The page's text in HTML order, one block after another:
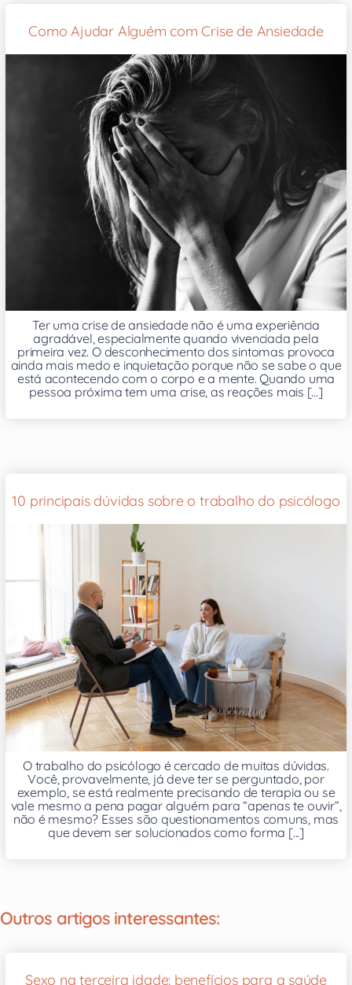
Como Ajudar Alguém com Crise de Ansiedade
Ter uma crise de ansiedade não é uma experiência
agradável, especialmente quando vivenciada pela
primeira vez. O desconhecimento dos sintomas provoca
ainda mais medo e inquietação porque não se sabe o que
está acontecendo com o corpo e a mente. Quando uma
pessoa próxima tem uma crise, as reações mais [...]
10 principais dúvidas sobre o trabalho do psicólogo
O trabalho do psicólogo é cercado de muitas dúvidas.
Você, provavelmente, já deve ter se perguntado, por
exemplo, se está realmente precisando de terapia ou se
vale mesmo a pena pagar alguém para “apenas te ouvir”,
não é mesmo? Esses são questionamentos comuns, mas
que devem ser solucionados como forma [...]
Outros artigos interessantes:
Sexo na terceira idade: benefícios para a saúde